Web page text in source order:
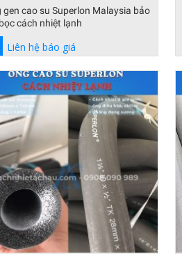
gen cao su Superlon Malaysia bảo
cách nhiệt lạnh
Liên hệ báo giá